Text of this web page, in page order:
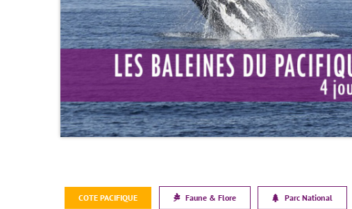
COTE PACIFIQUE Faune & Flore Parc National